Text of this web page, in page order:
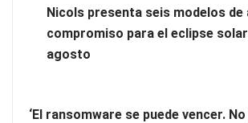
eclipse solar del 12 de agosto
‘El ransomware se puede vencer. No
Nicols presenta seis modelos de
compromiso para el eclipse
agosto
‘El ransomware se puede vencer.